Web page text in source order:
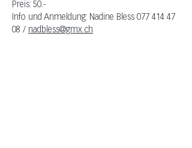
Preis: 50.-
Info und Anmeldung: Nadine Bless 077 414 47
08 / nadbless@gmx.ch